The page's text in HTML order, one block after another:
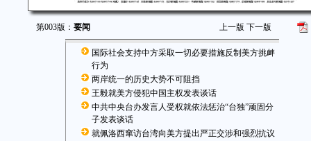
第003版： 要闻 上一版 下一版
国际社会支持中方采取一切必要措施反制美方挑衅
行为
两岸统一的历史大势不可阻挡
王毅就美方侵犯中国主权发表谈话
中共中央台办发言人受权就依法惩治“台独”顽固分
子发表谈话
就佩洛西窜访台湾向美方提出严正交涉和强烈抗议